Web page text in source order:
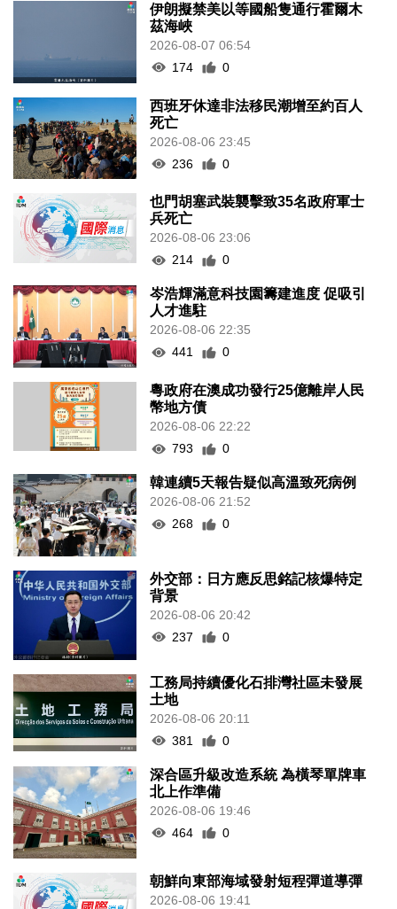
伊朗擬禁美以等國船隻通行霍爾木
茲海峽
2026-08-07 06:54
174
0
西班牙休達非法移民潮增至約百人
死亡
2026-08-06 23:45
236
0
也門胡塞武裝襲擊致35名政府軍士
兵死亡
2026-08-06 23:06
214
0
岑浩輝滿意科技園籌建進度 促吸引
人才進駐
2026-08-06 22:35
441
0
粵政府在澳成功發行25億離岸人民
幣地方債
2026-08-06 22:22
793
0
韓連續5天報告疑似高溫致死病例
2026-08-06 21:52
268
0
外交部：日方應反思銘記核爆特定
背景
2026-08-06 20:42
237
0
工務局持續優化石排灣社區未發展
土地
2026-08-06 20:11
381
0
深合區升級改造系統 為橫琴單牌車
北上作準備
2026-08-06 19:46
464
0
朝鮮向東部海域發射短程彈道導彈
2026-08-06 19:41